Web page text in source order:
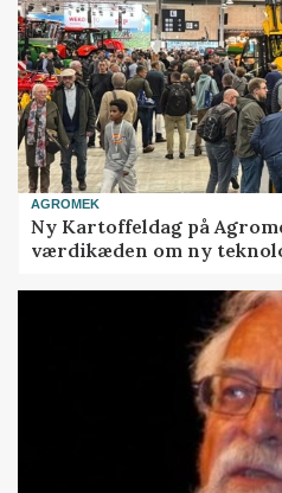
AGROMEK
Ny Kartoffeldag på
værdikæden om ny